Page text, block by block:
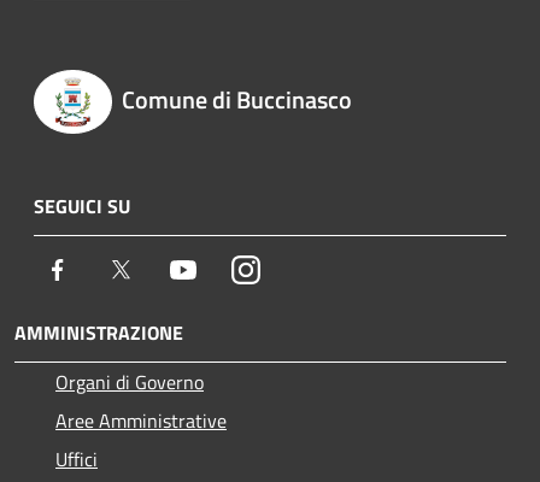
Comune di Buccinasco
SEGUICI SU
Facebook Twitter YoutubeInstagram
AMMINISTRAZIONE
Organi di Governo
Aree Amministrative
Uffici